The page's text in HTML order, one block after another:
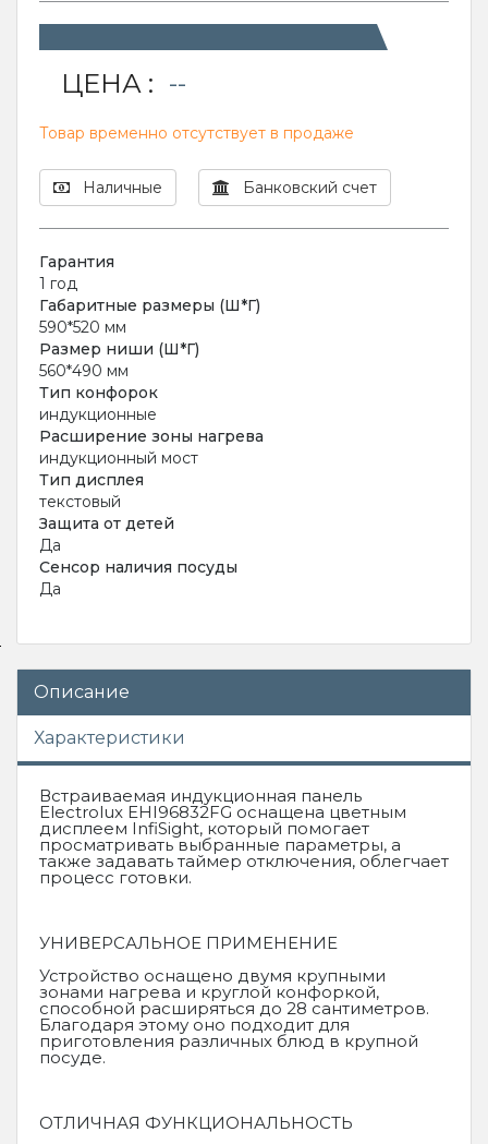
ЦЕНА : --
Товар временно отсутствует в продаже
Наличные Банковский счет
Гарантия
1 год
Габаритные размеры (Ш*Г)
590*520 мм
Размер ниши (Ш*Г)
560*490 мм
Тип конфорок
индукционные
Расширение зоны нагрева
индукционный мост
Тип дисплея
текстовый
Защита от детей
Да
Сенсор наличия посуды
Да
Описание
Характеристики
Встраиваемая индукционная панель
Electrolux EHI96832FG оснащена цветным
дисплеем InfiSight, который помогает
просматривать выбранные параметры, а
также задавать таймер отключения, облегчает
процесс готовки.
УНИВЕРСАЛЬНОЕ ПРИМЕНЕНИЕ
Устройство оснащено двумя крупными
зонами нагрева и круглой конфоркой,
способной расширяться до 28 сантиметров.
Благодаря этому оно подходит для
приготовления различных блюд в крупной
посуде.
ОТЛИЧНАЯ ФУНКЦИОНАЛЬНОСТЬ